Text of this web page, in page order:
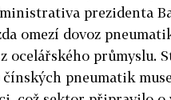
prezidenta
omezí dovoz
ocelářského průmyslu.
čínských pneumatik